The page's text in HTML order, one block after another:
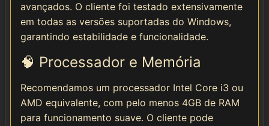
avançados. O cliente foi testado extensivamente
em todas as versões suportadas do Windows,
garantindo estabilidade e funcionalidade.
🧠 Processador e Memória
Recomendamos um processador Intel Core i3 ou
AMD equivalente, com pelo menos 4GB de RAM
para funcionamento suave. O cliente pode